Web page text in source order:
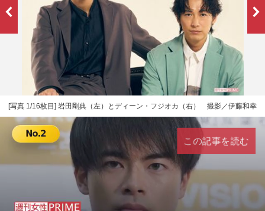
[写真 1/16枚目] 岩田剛典（左）とディーン・フジオカ（右） 撮影／伊藤和幸
この記事を読む